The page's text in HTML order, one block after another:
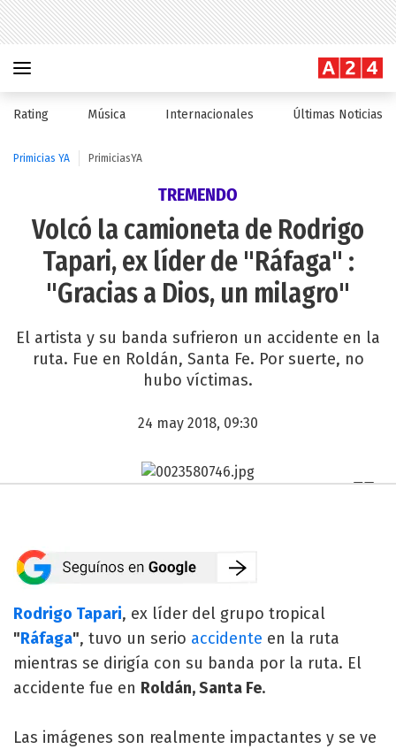
Rating Música Internacionales Últimas Noticias
Primicias YA PrimiciasYA
TREMENDO
Volcó la camioneta de Rodrigo
Tapari, ex líder de "Ráfaga" :
"Gracias a Dios, un milagro"
El artista y su banda sufrieron un accidente en la
ruta. Fue en Roldán, Santa Fe. Por suerte, no
hubo víctimas.
24 may 2018, 09:30
Rodrigo Tapari, ex líder del grupo tropical
"Ráfaga", tuvo un serio accidente en la ruta
mientras se dirigía con su banda por la ruta. El
accidente fue en Roldán, Santa Fe.
Las imágenes son realmente impactantes y se ve